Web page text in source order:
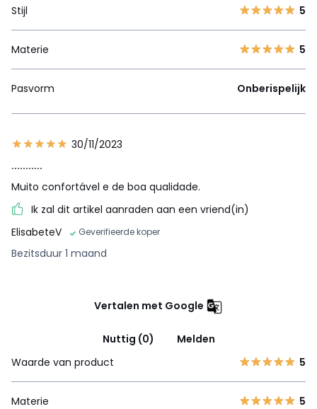
Stijl 5
Materie 5
Pasvorm Onberispelijk
30/11/2023
...........
Muito confortável e de boa qualidade.
Ik zal dit artikel aanraden aan een vriend(in)
ElisabeteV
Geverifieerde koper
Bezitsduur 1 maand
Vertalen met Google
Nuttig (0)
Melden
Waarde van product
5
Materie 5